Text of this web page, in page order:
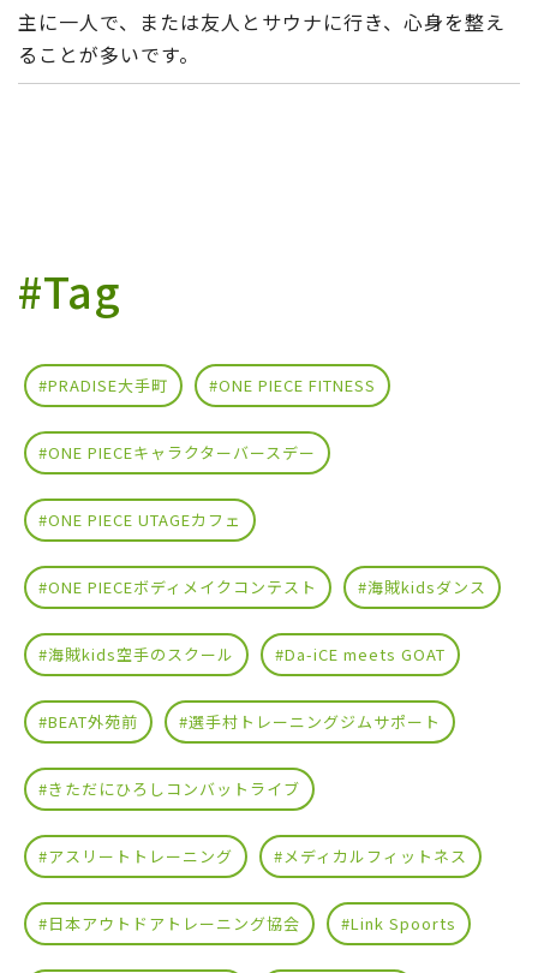
主に一人で、または友人とサウナに行き、心身を整え
ることが多いです。
#Tag
#PRADISE大手町 #ONE PIECE FITNESS
#ONE PIECEキャラクターバースデー
#ONE PIECE UTAGEカフェ
#ONE PIECEボディメイクコンテスト #海賊kidsダンス
#海賊kids空手のスクール #Da-iCE meets GOAT
#BEAT外苑前 #選手村トレーニングジムサポート
#きただにひろしコンバットライブ
#アスリートトレーニング #メディカルフィットネス
#日本アウトドアトレーニング協会 #Link Spoorts